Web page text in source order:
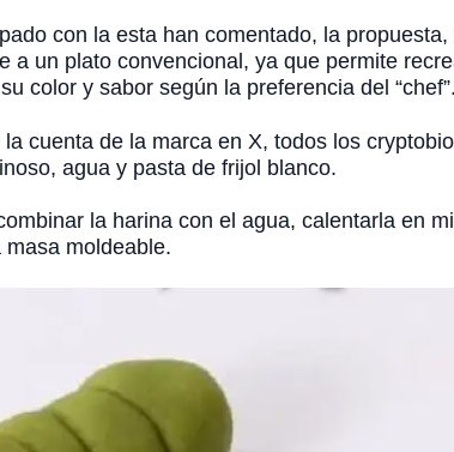
con la esta han comentado, la
a un plato convencional, ya que permite
color y sabor según la preferencia del “chef”.
cuenta de la marca en X, todos los
agua y pasta de frijol blanco.
la harina con el agua, calentarla en
masa moldeable.